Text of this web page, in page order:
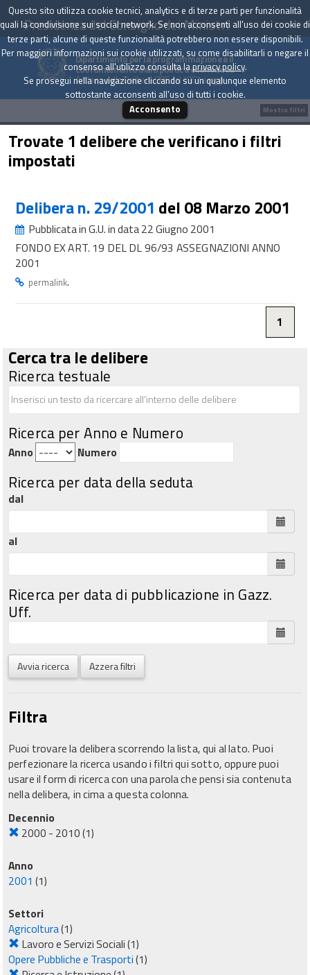
Presidenza del Consiglio dei Ministri
Dipartimento per la programmazione e il
coordinamento della politica economica
Archivio delle Delibere CIPE dal 1967 a oggi
Trovate 1 delibere che verificano i filtri
impostati
Delibera n. 29/2001 del 08 Marzo 2001
Pubblicata in G.U. in data 22 Giugno 2001
FONDO EX ART. 19 DEL DL 96/93 ASSEGNAZIONI ANNO
2001
permalink.
1
Cerca tra le delibere
Ricerca testuale
Ricerca per Anno e Numero
Anno Numero
Ricerca per data della seduta
dal
al
Ricerca per data di pubblicazione in Gazz.
Uff.
Avvia ricerca Azzera filtri
Filtra
Puoi trovare la delibera scorrendo la lista, qui al lato. Puoi
perfezionare la ricerca usando i filtri qui sotto, oppure puoi
usare il form di ricerca con una parola che pensi sia contenuta
nella delibera, in cima a questa colonna.
Decennio
2000 - 2010(1)
Anno
2001 (1)
Settori
Agricoltura(1)
Lavoro e Servizi Sociali(1)
Opere Pubbliche e Trasporti(1)
Mostra filtri
Questo sito utilizza cookie tecnici, analytics e di terze parti per funzionalità
quali la condivisione sui social network. Se non acconsenti all'uso dei cookie di
terze parti, alcune di queste funzionalità potrebbero non essere disponibili.
Per maggiori informazioni sui cookie utilizzati, su come disabilitarli o negare il
consenso all'utilizzo consulta laprivacy policy.
Se prosegui nella navigazione cliccando su un qualunque elemento
sottostante acconsenti all'uso di tutti i cookie.
Acconsento